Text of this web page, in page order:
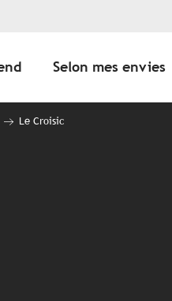
Selon mes envies
Le Croisic